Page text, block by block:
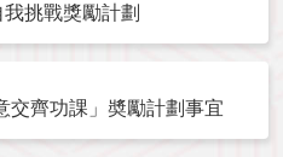
挑戰獎勵計劃
交齊功課」奬勵計劃事宜